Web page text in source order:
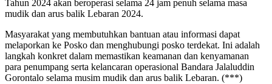
Tahun 2024 akan beroperasi selama 24 jam penuh selama masa
mudik dan arus balik Lebaran 2024.
Masyarakat yang membutuhkan bantuan atau informasi dapat
melaporkan ke Posko dan menghubungi posko terdekat. Ini adalah
langkah konkret dalam memastikan keamanan dan kenyamanan
para penumpang serta kelancaran operasional Bandara Jalaluddin
Gorontalo selama musim mudik dan arus balik Lebaran. (***)